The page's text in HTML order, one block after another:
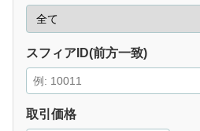
スフィアID(前方一致)
取引価格